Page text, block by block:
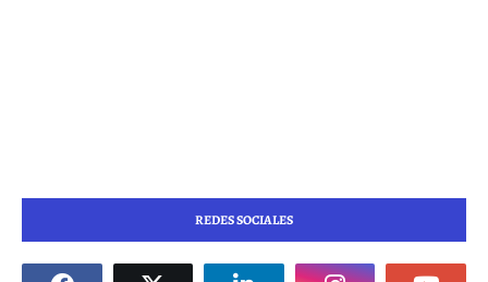
REDES SOCIALES